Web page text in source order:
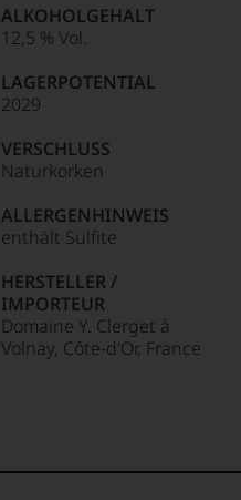
ALKOHOLGEHALT
12,5 % Vol.
LAGERPOTENTIAL
2029
VERSCHLUSS
Naturkorken
ALLERGENHINWEIS
enthält Sulfite
HERSTELLER /
IMPORTEUR
Domaine Y. Clerget à
Volnay, Côte-d'Or, France
0,75 L